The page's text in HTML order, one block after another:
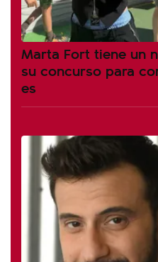
Marta Fort tiene un
su concurso para
es